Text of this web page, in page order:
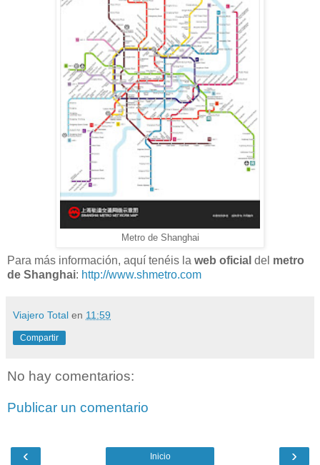
Metro de Shanghai
Para más información, aquí tenéis la web oficial del metro
de Shanghai: http://www.shmetro.com
Viajero Total en 11:59
Compartir
No hay comentarios:
Publicar un comentario
‹ ›
Inicio